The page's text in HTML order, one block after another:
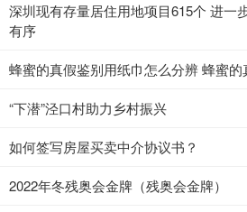
深圳现有存量居住用地项目615个 进一
有序
蜂蜜的真假鉴别用纸巾怎么分辨 蜂蜜的
“下潜”泾口村助力乡村振兴
如何签写房屋买卖中介协议书？
2022年冬残奥会金牌（残奥会金牌）